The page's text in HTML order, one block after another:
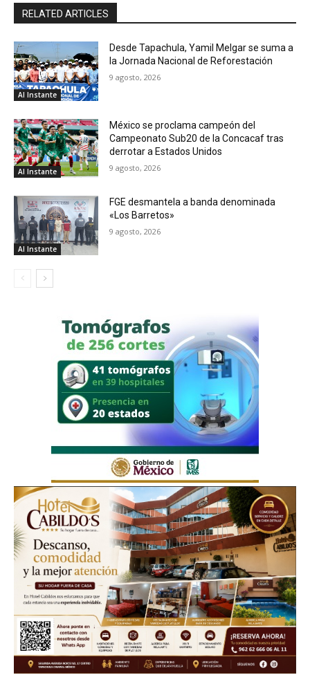
RELATED ARTICLES
Al Instante
Desde Tapachula, Yamil Melgar se suma a
la Jornada Nacional de Reforestación
9 agosto, 2026
Al Instante
México se proclama campeón del
Campeonato Sub20 de la Concacaf tras
derrotar a Estados Unidos
9 agosto, 2026
Al Instante
FGE desmantela a banda denominada
«Los Barretos»
9 agosto, 2026